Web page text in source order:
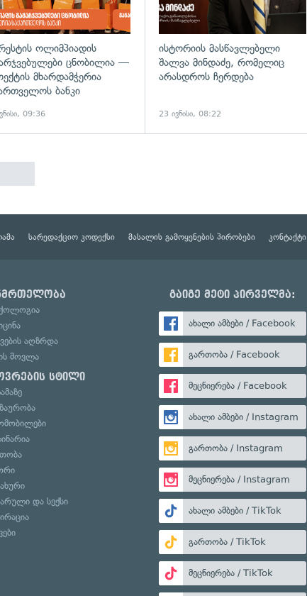
ოლიმპიადის
ცნობილია —
მხარდამჭერია
ბანკი
09:36
ისტორიის მასწავლებელი
შალვა მინდაძე, რომელიც
არასდროს ჩერდება
23 ივნისი, 08:22
სარედაქციო კოდექსი მასალის გამოყენების პირობები კონტაქტი
აღზრდა
მოვლა
სტილი
და სექსი
გაიგე მეტი პირველმა:
ახალი ამბები / Facebook
გართობა / Facebook
მეცნიერება / Facebook
ახალი ამბები / Instagram
გართობა / Instagram
მეცნიერება / Instagram
ახალი ამბები / TikTok
გართობა / TikTok
მეცნიერება / TikTok